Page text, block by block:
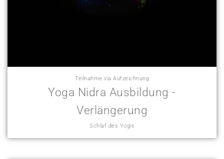
Teilnahme via Aufzeichnung
Yoga Nidra Ausbildung -
Verlängerung
Schlaf des Yogis